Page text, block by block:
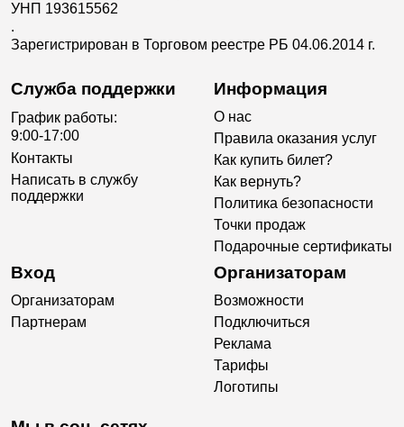
УНП 193615562
.
Зарегистрирован в Торговом реестре РБ 04.06.2014 г.
Служба поддержки
График работы:
9:00-17:00
Контакты
Написать в службу
поддержки
Информация
О нас
Правила оказания услуг
Как купить билет?
Как вернуть?
Политика безопасности
Точки продаж
Подарочные сертификаты
Вход
Организаторам
Партнерам
Организаторам
Возможности
Подключиться
Реклама
Тарифы
Логотипы